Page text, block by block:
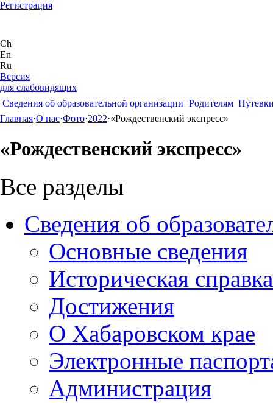
Регистрация
Ch
En
Ru
Версия
для слабовидящих
Сведения об образовательной организации Родителям
Главная·О нас·Фото·2022·«Рождественский экспресс»
«Рождественский экспресс»
Все разделы
Сведения об
Основные сведения
Историческая справка
Достижения
О Хабаровском крае
Электронные
Администрация